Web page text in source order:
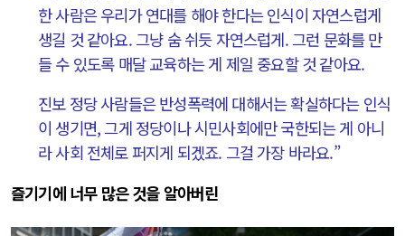
한 사람은 우리가 연대를 해야 한다는 인식이 자연스럽게
생길 것 같아요. 그냥 숨 쉬듯 자연스럽게. 그런 문화를 만
들 수 있도록 매달 교육하는 게 제일 중요할 것 같아요.
진보 정당 사람들은 반성폭력에 대해서는 확실하다는 인식
이 생기면, 그게 정당이나 시민사회에만 국한되는 게 아니
라 사회 전체로 퍼지게 되겠죠. 그걸 가장 바라요.”
즐기기에 너무 많은 것을 알아버린